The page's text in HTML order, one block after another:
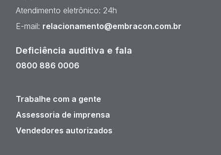
Atendimento eletrônico: 24h
E-mail: relacionamento@embracon.com.br
Deficiência auditiva e fala
0800 886 0006
Trabalhe com a gente
Assessoria de imprensa
Vendedores autorizados